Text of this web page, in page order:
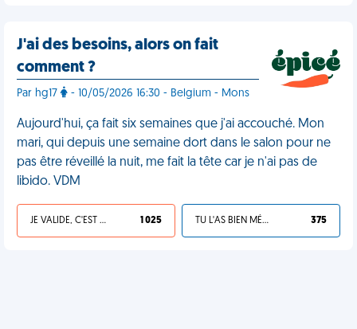
J'ai des besoins, alors on fait
comment ?
Par hg17 - 10/05/2026 16:30 - Belgium - Mons
Aujourd'hui, ça fait six semaines que j'ai accouché. Mon
mari, qui depuis une semaine dort dans le salon pour ne
pas être réveillé la nuit, me fait la tête car je n'ai pas de
libido. VDM
JE VALIDE, C'EST UNE VDM 1 025 TU L'AS BIEN MÉRITÉ 375